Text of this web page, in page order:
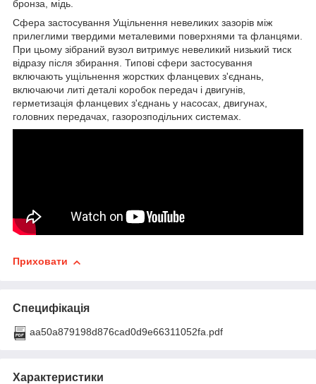
бронза, мідь.
Сфера застосування Ущільнення невеликих зазорів між
прилеглими твердими металевими поверхнями та фланцями.
При цьому зібраний вузол витримує невеликий низький тиск
відразу після збирання. Типові сфери застосування
включають ущільнення жорстких фланцевих з'єднань,
включаючи литі деталі коробок передач і двигунів,
герметизація фланцевих з'єднань у насосах, двигунах,
головних передачах, газорозподільних системах.
Приховати
Специфікація
aa50a879198d876cad0d9e66311052fa.pdf
Характеристики